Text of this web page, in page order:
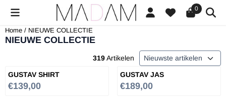
Cookievoorkeuren zijn beschikbaar. Kies instellingen of sta alle
0
Home / NIEUWE COLLECTIE
NIEUWE COLLECTIE
319Artikelen Sorteermethode
GUSTAV SHIRT
Prijs: 139,00
€139,00
GUSTAV JAS
Prijs: 189,00
€189,00